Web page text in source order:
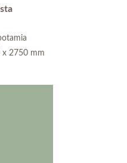
2750 mm